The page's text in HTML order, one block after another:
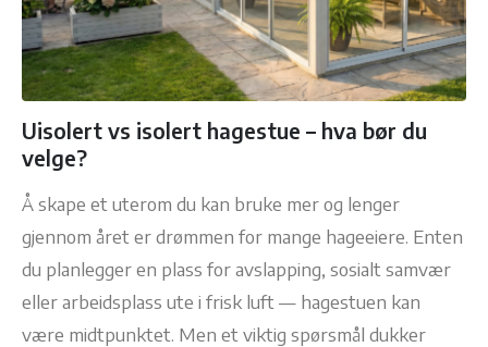
Uisolert vs isolert hagestue – hva bør du
velge?
Å skape et uterom du kan bruke mer og lenger
gjennom året er drømmen for mange hageeiere. Enten
du planlegger en plass for avslapping, sosialt samvær
eller arbeidsplass ute i frisk luft — hagestuen kan
være midtpunktet. Men et viktig spørsmål dukker